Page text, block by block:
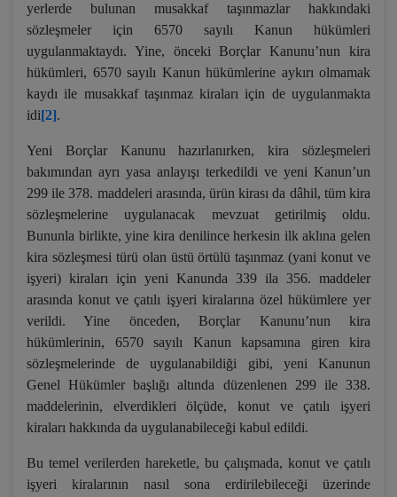
yerlerde bulunan musakkaf taşınmazlar hakkındaki
sözleşmeler için 6570 sayılı Kanun hükümleri
uygulanmaktaydı. Yine, önceki Borçlar Kanunu’nun kira
hükümleri, 6570 sayılı Kanun hükümlerine aykırı olmamak
kaydı ile musakkaf taşınmaz kiraları için de uygulanmakta
idi[2].
Yeni Borçlar Kanunu hazırlanırken, kira sözleşmeleri
bakımından ayrı yasa anlayışı terkedildi ve yeni Kanun’un
299 ile 378. maddeleri arasında, ürün kirası da dâhil, tüm kira
sözleşmelerine uygulanacak mevzuat getirilmiş oldu.
Bununla birlikte, yine kira denilince herkesin ilk aklına gelen
kira sözleşmesi türü olan üstü örtülü taşınmaz (yani konut ve
işyeri) kiraları için yeni Kanunda 339 ila 356. maddeler
arasında konut ve çatılı işyeri kiralarına özel hükümlere yer
verildi. Yine önceden, Borçlar Kanunu’nun kira
hükümlerinin, 6570 sayılı Kanun kapsamına giren kira
sözleşmelerinde de uygulanabildiği gibi, yeni Kanunun
Genel Hükümler başlığı altında düzenlenen 299 ile 338.
maddelerinin, elverdikleri ölçüde, konut ve çatılı işyeri
kiraları hakkında da uygulanabileceği kabul edildi.
Bu temel verilerden hareketle, bu çalışmada, konut ve çatılı
işyeri kiralarının nasıl sona erdirilebileceği üzerinde